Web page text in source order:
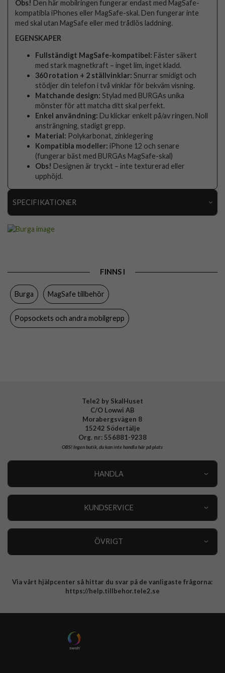
Obs! Den här mobilringen fungerar endast med MagSafe-
kompatibla iPhones eller MagSafe-skal. Den fungerar inte
med skal utan MagSafe eller med trådlös laddning.
EGENSKAPER
Fullständigt MagSafe-kompatibel: Fäster säkert
med stark magnetkraft – inget lim, inget kladd.
360 rotation + 2 ställvinklar: Snurrar smidigt och
stödjer din telefon i två vinklar för bekväm visning.
Matchande design: Stylad med BURGAs unika
mönster för att matcha ditt skal perfekt.
Enkel användning: Du klickar enkelt på/av ringen. Noll
ansträngning, stadigt grepp.
Material: Polykarbonat, zinklegering
Kompatibla modeller: iPhone 12 och senare
(fungerar bäst med BURGAs MagSafe-skal)
Obs! Designen är tryckt – inte texturerad eller
upphöjd.
SPECIFIKATIONER
Tillverkarens art nr
FINNS I
Burga MagSafe tillbehör
Popsockets och andra mobilgrepp
Tele2 by SkalHuset
C/O Lowwi AB
Morabergsvägen 8
15242 Södertälje
Org. nr: 556881-9238
OBS!Ingen butik, du kan inte handla här på plats
HANDLA
KUNDSERVICE
ÖVRIGT
Integritetspolicy
Via vårt hjälpcenter så hittar du svar på de vanligaste frågorna:
https://help.tillbehor.tele2.se